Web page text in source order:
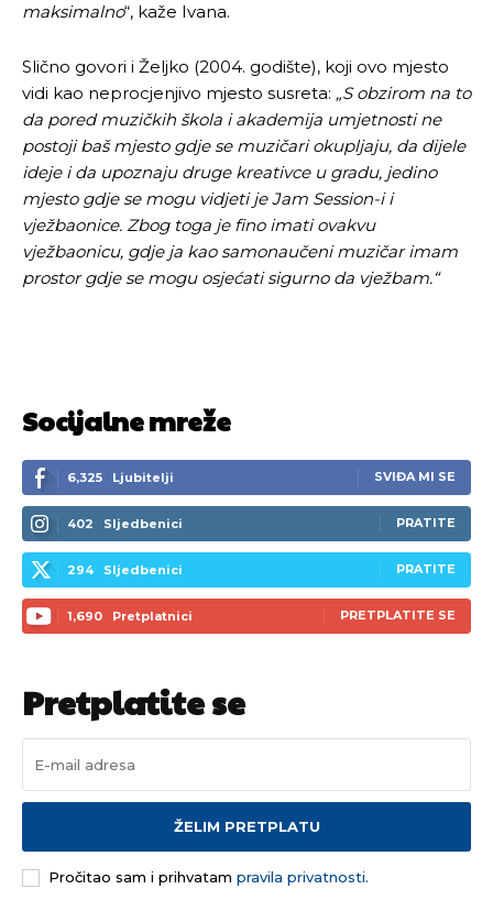
Ovim putem želimo da vam se zahvalimo što ste
odlučili da pustite Vašu priču da živi, Redakcija
Objavi.ba
[wpuf_form id=”7463”]
Ovim putem želimo da vam se zahvalimo što ste
odlučili da pustite Vašu priču da živi, Redakcija
Objavi.ba
[wpuf_form id=”7463”]
maksimalno“, kaže Ivana.
Slično govori i Željko (2004. godište), koji ovo mjesto
vidi kao neprocjenjivo mjesto susreta: „S obzirom na to
da pored muzičkih škola i akademija umjetnosti ne
postoji baš mjesto gdje se muzičari okupljaju, da dijele
ideje i da upoznaju druge kreativce u gradu, jedino
mjesto gdje se mogu vidjeti je Jam Session-i i
vježbaonice. Zbog toga je fino imati ovakvu
vježbaonicu, gdje ja kao samonaučeni muzičar imam
prostor gdje se mogu osjećati sigurno da vježbam.“
Socijalne mreže
6,325 Ljubitelji SVIĐA MI SE
402 Sljedbenici PRATITE
294 Sljedbenici PRATITE
1,690 Pretplatnici PRETPLATITE SE
Pretplatite se
ŽELIM PRETPLATU
Pročitao sam i prihvatam pravila privatnosti.